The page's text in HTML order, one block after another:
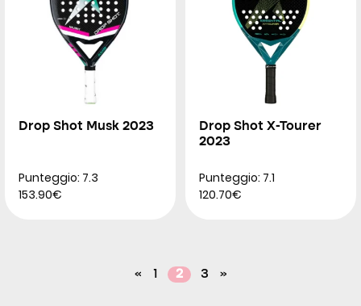
Drop Shot Musk 2023
Punteggio: 7.3
153.90€
Drop Shot X-Tourer
2023
Punteggio: 7.1
120.70€
« 1 2 3 »